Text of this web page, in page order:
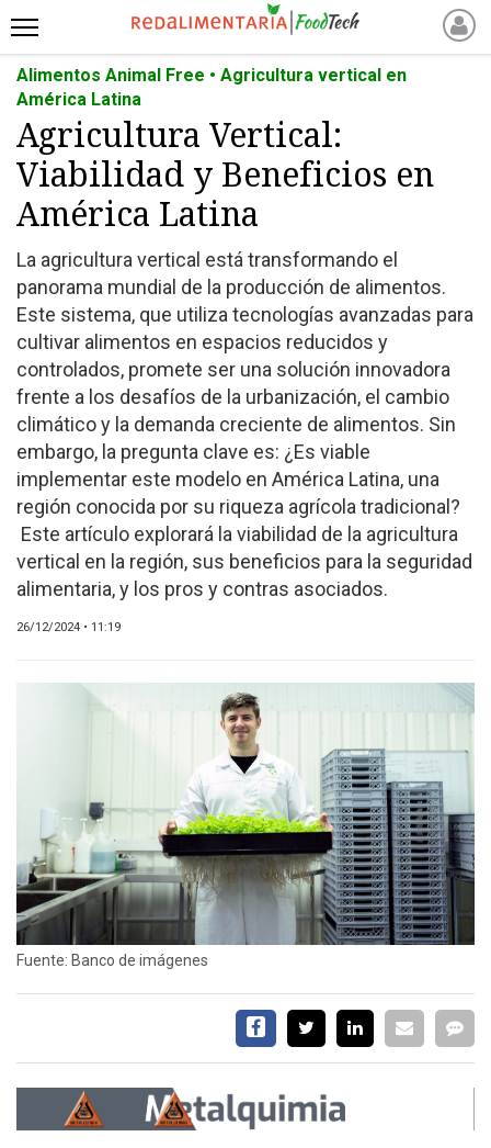
INICIO
NOTICIAS
PROTEÍNAS
ALTERNATIVAS
ANIMAL FREE
FOODTECH
OTROS INGREDIENTES
QUIÉNES SOMOS
MARKETPLACE
DIRECTORIO
MEDIA KIT
SERVICIOS
CONDICIONES
POLÍTICAS
DE
PRIVACIDAD
MAPA
DEL
Alimentos Animal Free • Agricultura vertical en
América Latina
Agricultura Vertical:
Viabilidad y Beneficios en
América Latina
La agricultura vertical está transformando el
panorama mundial de la producción de alimentos.
Este sistema, que utiliza tecnologías avanzadas para
cultivar alimentos en espacios reducidos y
controlados, promete ser una solución innovadora
frente a los desafíos de la urbanización, el cambio
climático y la demanda creciente de alimentos. Sin
embargo, la pregunta clave es: ¿Es viable
implementar este modelo en América Latina, una
región conocida por su riqueza agrícola tradicional?
Este artículo explorará la viabilidad de la agricultura
vertical en la región, sus beneficios para la seguridad
alimentaria, y los pros y contras asociados.
26/12/2024 • 11:19
Fuente: Banco de imágenes